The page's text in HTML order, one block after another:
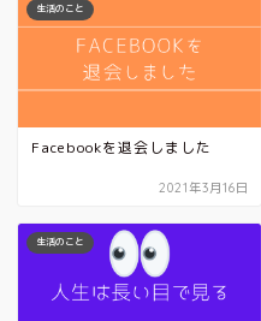
生活のこと
Facebookを退会しました
2021年3月16日
生活のこと